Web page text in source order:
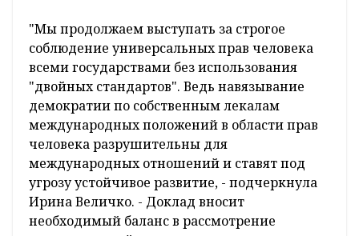
"Мы продолжаем выступать за строгое
соблюдение универсальных прав человека
всеми государствами без использования
"двойных стандартов". Ведь навязывание
демократии по собственным лекалам
международных положений в области прав
человека разрушительны для
международных отношений и ставят под
угрозу устойчивое развитие, - подчеркнула
Ирина Величко. - Доклад вносит
необходимый баланс в рассмотрение